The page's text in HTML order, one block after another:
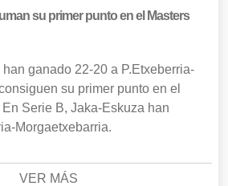
su primer punto en el Masters
ganado 22-20 a P.Etxeberria-
su primer punto en el
Serie B, Jaka-Eskuza han
Morgaetxebarria.
VER MÁS